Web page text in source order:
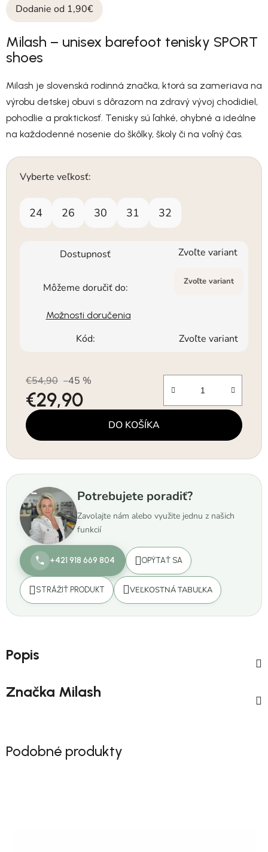
Dodanie od 1,90€
Milash – unisex barefoot tenisky SPORT
shoes
Milash je slovenská rodinná značka, ktorá sa zameriava na
výrobu detskej obuvi s dôrazom na zdravý vývoj chodidiel,
pohodlie a praktickosť. Tenisky sú ľahké, ohybné a ideálne
na každodenné nosenie do škôlky, školy či na voľný čas.
Vyberte veľkosť:
24 26 30 31 32
Dostupnosť Zvoľte variant
Môžeme doručiť do: Zvoľte variant
Možnosti doručenia
Kód: Zvoľte variant
€54,90 –45 %
€29,90
Jednotková cena: DO KOŠÍKA
Potrebujete poradiť?
Zavolajte nám alebo využite jednu z našich
funkcií
+421 918 669 804 OPÝTAŤ SA
STRÁŽIŤ PRODUKT VEĽKOSTNÁ TABUĽKA
Popis
Značka Milash
Podobné produkty